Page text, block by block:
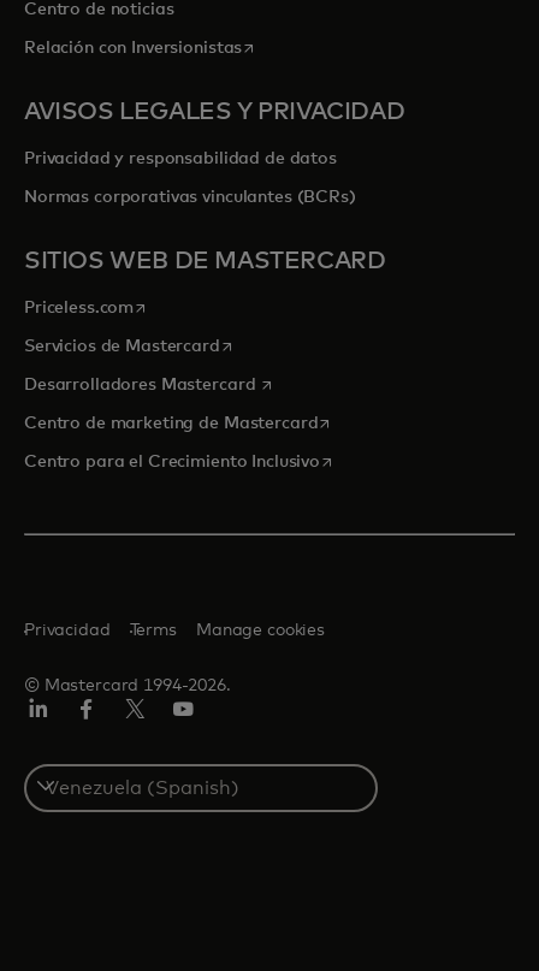
Centro de noticias
Relación con Inversionistasse abre en una pestaña nueva
AVISOS LEGALES Y PRIVACIDAD
Privacidad y responsabilidad de datos
Normas corporativas vinculantes (BCRs)
SITIOS WEB DE MASTERCARD
Priceless.com se abre en una pestaña nueva
Servicios de Mastercardse abre en una pestaña nueva
Desarrolladores Mastercard se abre en una pestaña nueva
Centro de marketing de Mastercardse abre en una pestaña
Centro para el Crecimiento Inclusivose abre en una pestaña
© Mastercard 1994-2026.
Privacidad Terms Manage cookies
Select
a
country